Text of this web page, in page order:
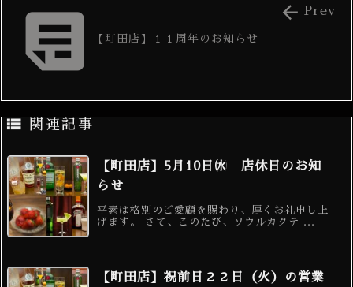
 【町田店】１１周年のお知らせ
 Prev
 関連記事
【町田店】5月10日㈬ 店休日のお知
らせ
平素は格別のご愛顧を賜わり、厚くお礼申し上
げます。 さて、このたび、ソウルカクテ ...
【町田店】祝前日２２日（火）の営業